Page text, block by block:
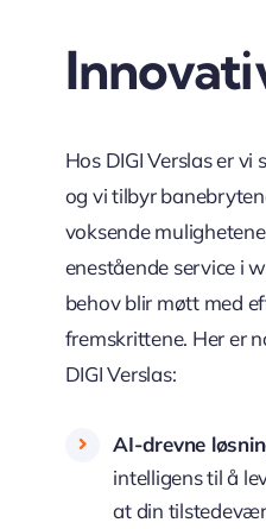
Hos DIGI Verslas er
og vi tilbyr
voksende
enestående service i
behov blir møtt med
fremskrittene. Her er
DIGI Verslas:
AI-drevne
intelligens til å
at din